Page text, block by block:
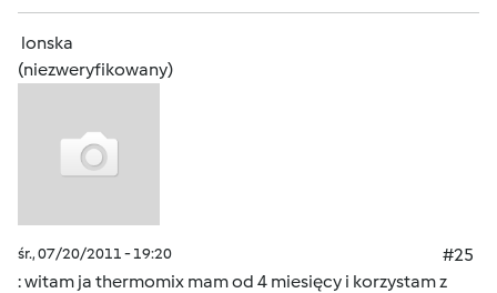
lonska
(niezweryfikowany)
śr., 07/20/2011 - 19:20
#25
: witam ja thermomix mam od 4 miesięcy i korzystam z